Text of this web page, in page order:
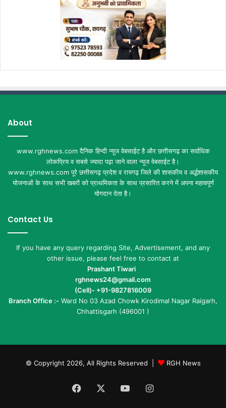
About
www.rghnews.com दैनिक हिन्दी न्यूज वेबसाईट है और छत्तीसगढ़ का सर्वाधिक
लोकप्रिय व सबसे ज्यादा पढ़ा जाने वाला न्यूज वेबसाईट है।
www.rghnews.com पूरे छत्तीसगढ़ प्रदेश व रायगढ़ जिले की शासकीय व अर्द्धशासकीय
योजनाओं के साथ सभी खबरों को प्राथमिकता के साथ प्रसारित करने में अपना महत्वपूर्ण
योगदान देता है।
Contact Us
If you have any query regarding Site, Advertisement, and any
other issue, please feel free to contact at
Prashant Tiwari
rghnews24@gmail.com
(Cell)- +91-9827816009
Branch Office :- Ward No 03 Azad Chowk Kirodimal Nagar Raigarh,
Chhattisgarh (496001 )
© Copyright 2026, All Rights Reserved | RGH News
Facebook YouTubeInstagram